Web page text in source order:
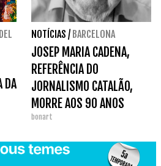
DA
NOTÍCIAS / BARCELONA
JOSEP MARIA CADENA,
REFERÊNCIA DO
JORNALISMO CATALÃO,
MORRE AOS 90 ANOS
bonart